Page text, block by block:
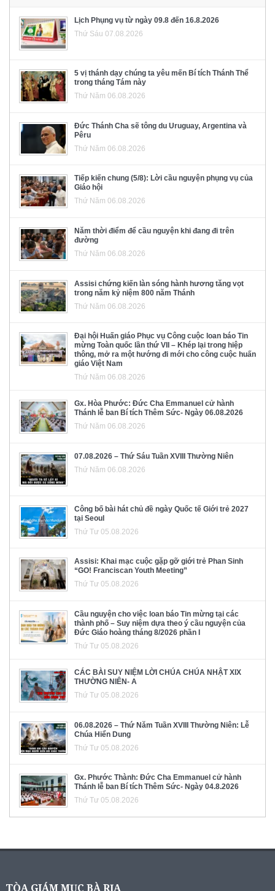
Lịch Phụng vụ từ ngày 09.8 đến 16.8.2026
Thứ Sáu 07.08.2026
5 vị thánh dạy chúng ta yêu mến Bí tích Thánh Thể
trong tháng Tám này
Thứ Năm 06.08.2026
Đức Thánh Cha sẽ tông du Uruguay, Argentina và
Pêru
Thứ Năm 06.08.2026
Tiếp kiến chung (5/8): Lời cầu nguyện phụng vụ của
Giáo hội
Thứ Năm 06.08.2026
Năm thời điểm để cầu nguyện khi đang đi trên
đường
Thứ Năm 06.08.2026
Assisi chứng kiến làn sóng hành hương tăng vọt
trong năm kỷ niệm 800 năm Thánh
Thứ Năm 06.08.2026
Đại hội Huấn giáo Phục vụ Công cuộc loan báo Tin
mừng Toàn quốc lần thứ VII – Khép lại trong hiệp
thông, mở ra một hướng đi mới cho công cuộc huấn
giáo Việt Nam
Thứ Năm 06.08.2026
Gx. Hòa Phước: Đức Cha Emmanuel cử hành
Thánh lễ ban Bí tích Thêm Sức- Ngày 06.08.2026
Thứ Năm 06.08.2026
07.08.2026 – Thứ Sáu Tuần XVIII Thường Niên
Thứ Năm 06.08.2026
Công bố bài hát chủ đề ngày Quốc tế Giới trẻ 2027
tại Seoul
Thứ Tư 05.08.2026
Assisi: Khai mạc cuộc gặp gỡ giới trẻ Phan Sinh
“GO! Franciscan Youth Meeting”
Thứ Tư 05.08.2026
Cầu nguyện cho việc loan báo Tin mừng tại các
thành phố – Suy niệm dựa theo ý cầu nguyện của
Đức Giáo hoàng tháng 8/2026 phần I
Thứ Tư 05.08.2026
CÁC BÀI SUY NIỆM LỜI CHÚA CHÚA NHẬT XIX
THƯỜNG NIÊN- A
Thứ Tư 05.08.2026
06.08.2026 – Thứ Năm Tuần XVIII Thường Niên: Lễ
Chúa Hiển Dung
Thứ Tư 05.08.2026
Gx. Phước Thành: Đức Cha Emmanuel cử hành
Thánh lễ ban Bí tích Thêm Sức- Ngày 04.8.2026
Thứ Tư 05.08.2026
TÒA GIÁM MỤC BÀ RỊA